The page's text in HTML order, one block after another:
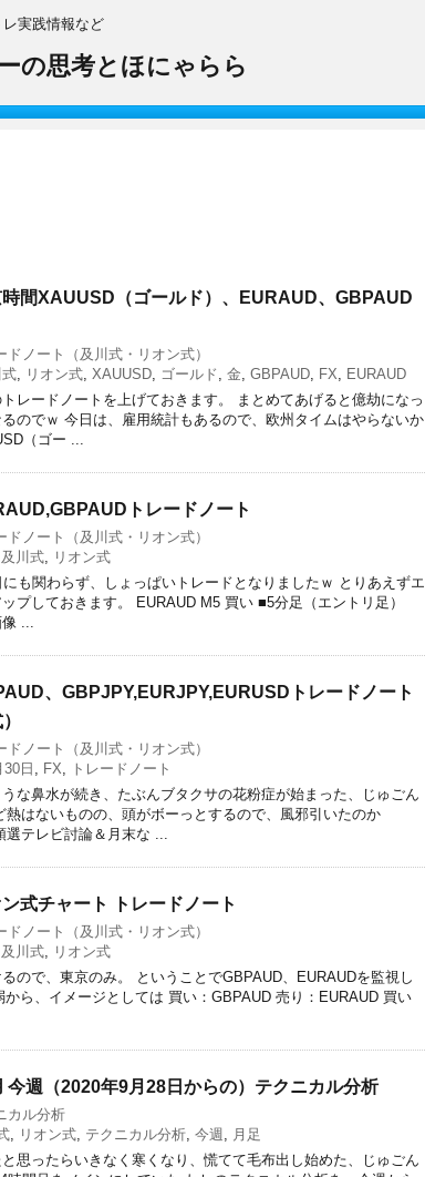
実践情報など
の思考とほにゃらら
間XAUUSD（ゴールド）、EURAUD、GBPAUD
ドノート（及川式・リオン式）
式, リオン式, XAUUSD, ゴールド, 金, GBPAUD, FX, EURAUD
レードノートを上げておきます。 まとめてあげると億劫になっ
のでｗ 今日は、雇用統計もあるので、欧州タイムはやらないか
（ゴー ...
トレードノート
ドノート（及川式・リオン式）
及川式, リオン式
も関わらず、しょっぱいトレードとなりましたｗ とりあえずエ
プしておきます。 EURAUD M5 買い ■5分足（エントリ足）
像 ...
、GBPJPY,EURJPY,EURUSDトレードノート
ドノート（及川式・リオン式）
30日 , FX,
トレードノート
な鼻水が続き、たぶんブタクサの花粉症が始まった、じゅごん
熱はないものの、頭がボーっとするので、風邪引いたのか
選テレビ討論＆月末な ...
式チャート トレードノート
ドノート（及川式・リオン式）
及川式, リオン式
ので、東京のみ。 ということでGBPAUD、EURAUDを監視し
ら、イメージとしては 買い：GBPAUD 売り：EURAUD 買い
今週（2020年9月28日からの）テクニカル分析
カル分析
, リオン式, テクニカル分析, 今週, 月足
思ったらいきなく寒くなり、慌てて毛布出し始めた、じゅごん